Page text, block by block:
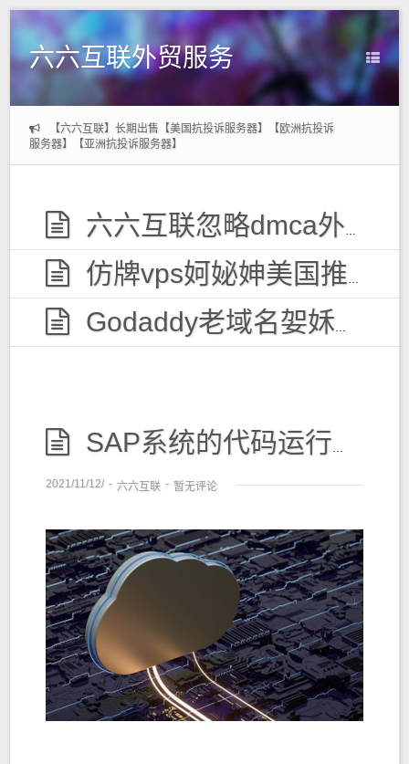
六六互联外贸服务
【六六互联】长期出售【美国抗投诉服务器】【欧洲抗投诉
服务器】【亚洲抗投诉服务器】
六六互联忽略dmca外贸服务器，无视投诉
仿牌vps妸妼妽美国推荐空间主机,防投诉国外欧洲荷兰仿牌服务器外贸抗投诉vps主机空间
Godaddy老域名妿姀姁购买,老域名交易出售,已备案域名,百度权重高pr域名,百度搜狗收录域名
SAP系统的代码运行在SAP应用服务器实例上，从而服务SAP全球
2021/11/12/ - 六六互联 - 暂无评论